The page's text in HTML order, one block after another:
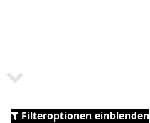
Filteroptionen einblenden